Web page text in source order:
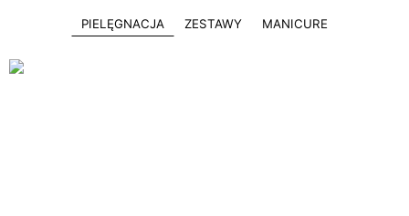
PIELĘGNACJA ZESTAWY MANICURE